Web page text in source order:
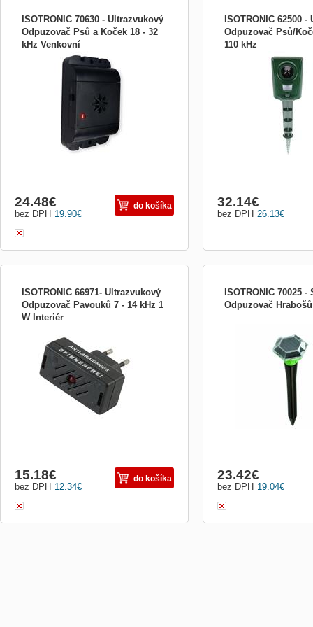
ISOTRONIC 70630 - Ultrazvukový
Odpuzovač Psů a Koček 18 - 32
kHz Venkovní
Inovativní mobilní ochrana Animal
Repellent proti většině zvířat a hmyzu od
ISOTRONIC. Bateriový, mobilní a vysoce
účinný. Nebudete se muset rozčilovat
nechtěnými návštěvami zvířat ve vašem
areálu. ISOTRONIC Vario-Protector Mobile
udrží vznětlivé škůd
19.90€
bez DPH
24.48€ do košíka
ISOTRONIC 62500
Odpuzovač Psů/
110 kHz
This newly developed
with an electronic
pesky animals on your
garden. Thanks to its
device can be installed
your home or garden,
26.13€
bez DPH
32.14€
ISOTRONIC 66971- Ultrazvukový
Odpuzovač Pavouků 7 - 14 kHz 1
W Interiér
periodicky zvyšují a snižují mezi 7 a 14
kHz se zpožďovacím obvodem.
Prostřednictvím svých citlivých
smyslových orgánů vnímají pavouci
vydávaný zvuk jako přirozeného nepřítele
a budou se vyhýbat odpovídajícím
12.34€
bez DPH
15.18€ do košíka
ISOTRONIC 70025
Odpuzovač Hrabošů
na solární pohon. Proti
jako jsou hlodavci nebo
Univerzální použití bez
pro venkovní použití
pro auto, hotely, obytné
Odpuzuje zemní nor
19.04€
bez DPH
23.42€